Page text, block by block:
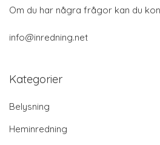
Om du har några frågor kan du
info@inredning.net
Kategorier
Belysning
Heminredning